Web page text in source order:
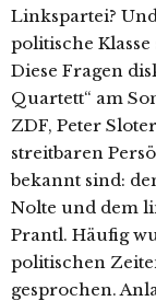
Linkspartei?
politische
Diese Fragen
Quartett“ am
ZDF, Peter
streitbaren
bekannt sind:
Nolte und dem
Prantl. Häufig
politischen
gesprochen.